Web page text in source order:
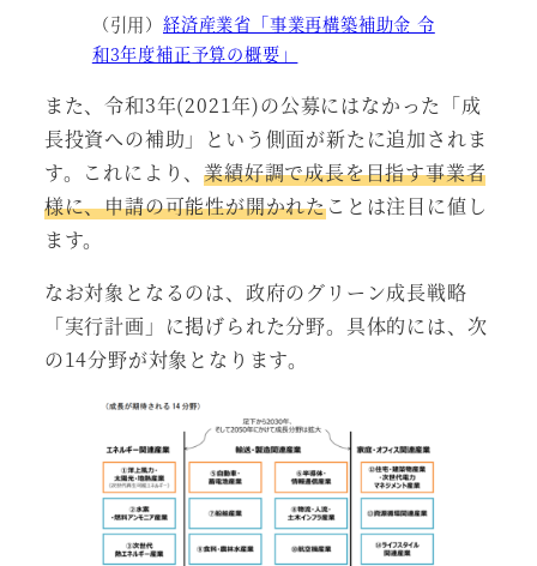
（引用） 経済産業省「事業再構築補助金 令
和3年度補正予算の概要」
また、令和3年(2021年)の公募にはなかった「成
長投資への補助」という側面が新たに追加されま
す。これにより、業績好調で成長を目指す事業者
様に、申請の可能性が開かれたことは注目に値し
ます。
なお対象となるのは、政府のグリーン成長戦略
「実行計画」に掲げられた分野。具体的には、次
の14分野が対象となります。